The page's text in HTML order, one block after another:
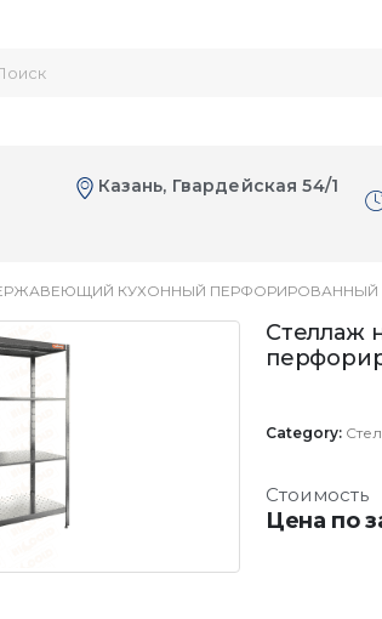
Казань, Гвардейская 54/1
КУХОННЫЙ ПЕРФОРИРОВАННЫЙ
Стеллаж
Category:
Стоимость
Цена по